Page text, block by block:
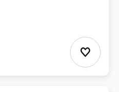
Ajouter